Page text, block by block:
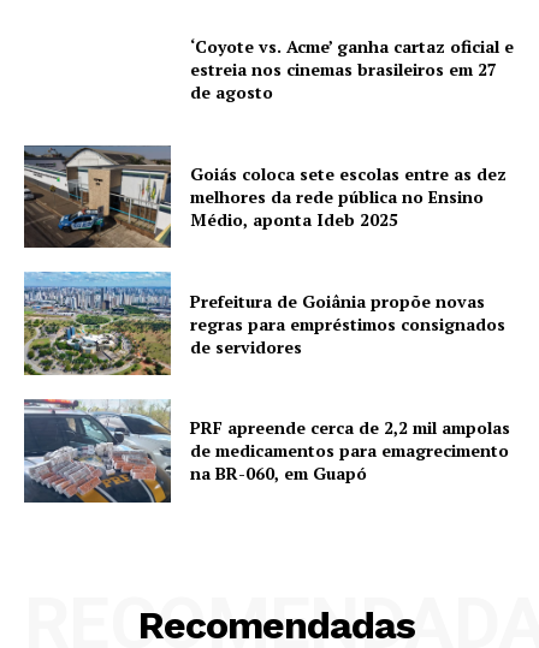
‘Coyote vs. Acme’ ganha cartaz oficial e
estreia nos cinemas brasileiros em 27
de agosto
Goiás coloca sete escolas entre as dez
melhores da rede pública no Ensino
Médio, aponta Ideb 2025
Prefeitura de Goiânia propõe novas
regras para empréstimos consignados
de servidores
PRF apreende cerca de 2,2 mil ampolas
de medicamentos para emagrecimento
na BR-060, em Guapó
Recomendadas